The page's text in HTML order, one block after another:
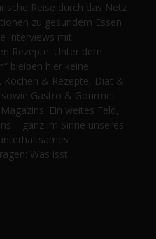
Reise durch das Netz
zu gesundem Essen
Interviews mit
Rezepte. Unter dem
bleiben hier keine
Kochen & Rezepte, Diät &
Gastro & Gourmet
Ein weites Feld,
– ganz im Sinne unseres
Was isst